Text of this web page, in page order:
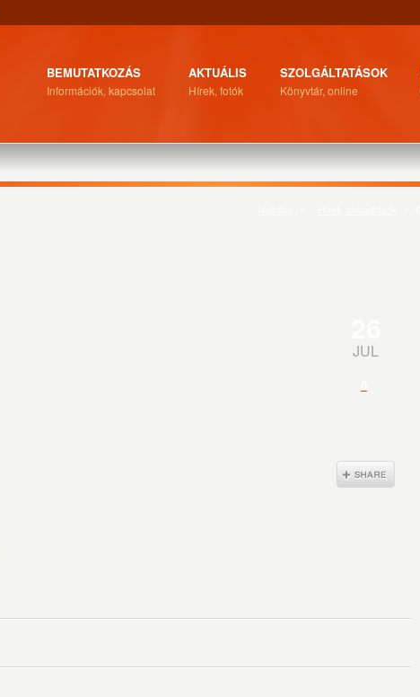
BEMUTATKOZÁS
Információk, kapcsolat
AKTUÁLIS
Hírek, fotók
SZOLGÁLTATÁSOK
Könyvtár, online
JUL